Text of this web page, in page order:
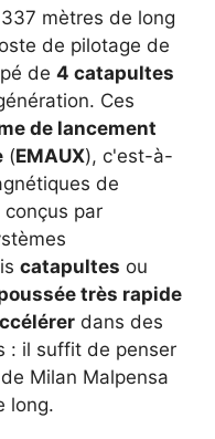
mètres de long
de pilotage de
de 4 catapultes
Ces
de lancement
(EMAUX), c'est-à-
de
par
catapultes ou
très rapide
dans des
: il suffit de penser
Milan Malpensa
long.